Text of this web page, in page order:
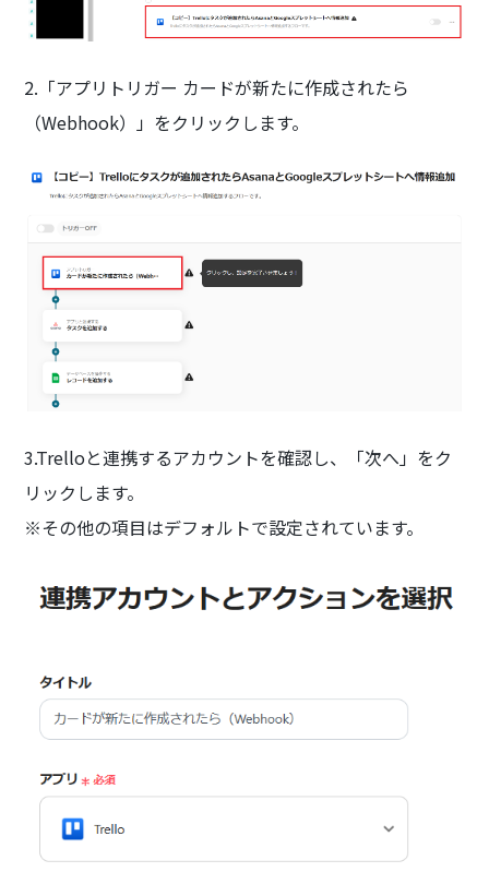
2.「アプリトリガー カードが新たに作成されたら
（Webhook）」をクリックします。
3.Trelloと連携するアカウントを確認し、「次へ」をク
リックします。
※その他の項目はデフォルトで設定されています。